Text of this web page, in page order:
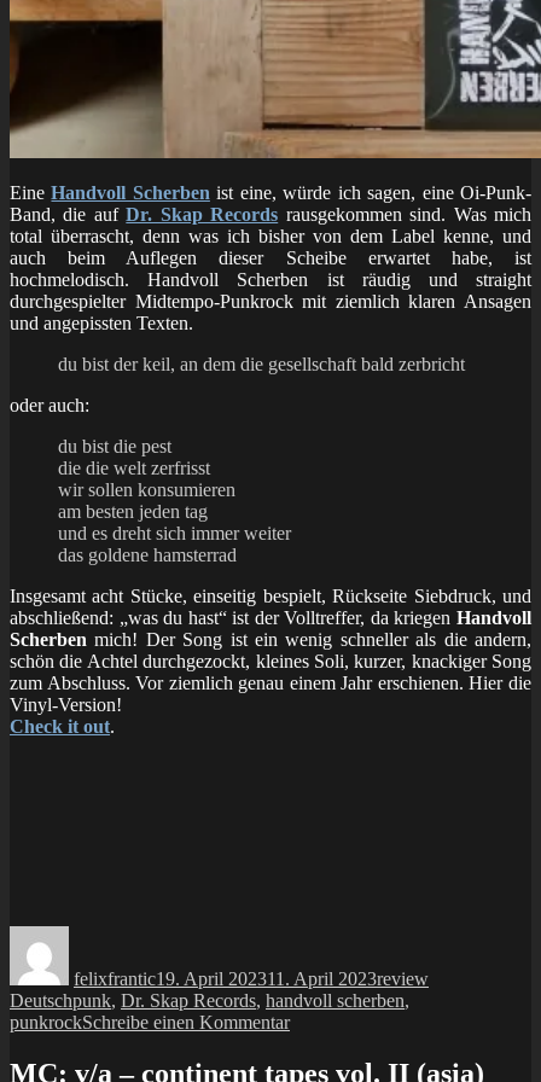
EineHandvoll Scherbenist eine, würde ich sagen, eine Oi-Punk-
Band, die aufDr. Skap Records rausgekommen sind. Was mich
total überrascht, denn was ich bisher von dem Label kenne, und
auch beim Auflegen dieser Scheibe erwartet habe, ist
hochmelodisch. Handvoll Scherben ist räudig und straight
durchgespielter Midtempo-Punkrock mit ziemlich klaren Ansagen
und angepissten Texten.
du bist der keil, an dem die gesellschaft bald zerbricht
oder auch:
du bist die pest
die die welt zerfrisst
wir sollen konsumieren
am besten jeden tag
und es dreht sich immer weiter
das goldene hamsterrad
Insgesamt acht Stücke, einseitig bespielt, Rückseite Siebdruck, und
abschließend: „was du hast“ ist der Volltreffer, da kriegen Handvoll
Scherben mich! Der Song ist ein wenig schneller als die andern,
schön die Achtel durchgezockt, kleines Soli, kurzer, knackiger Song
zum Abschluss. Vor ziemlich genau einem Jahr erschienen. Hier die
Vinyl-Version!
Check it out.
felixfrantic19. April 202311. April 2023review
Deutschpunk, Dr. Skap Records, handvoll scherben,
punkrockSchreibe einen Kommentarzu
handvoll
MC: v/a – continent tapes vol. II (asia)